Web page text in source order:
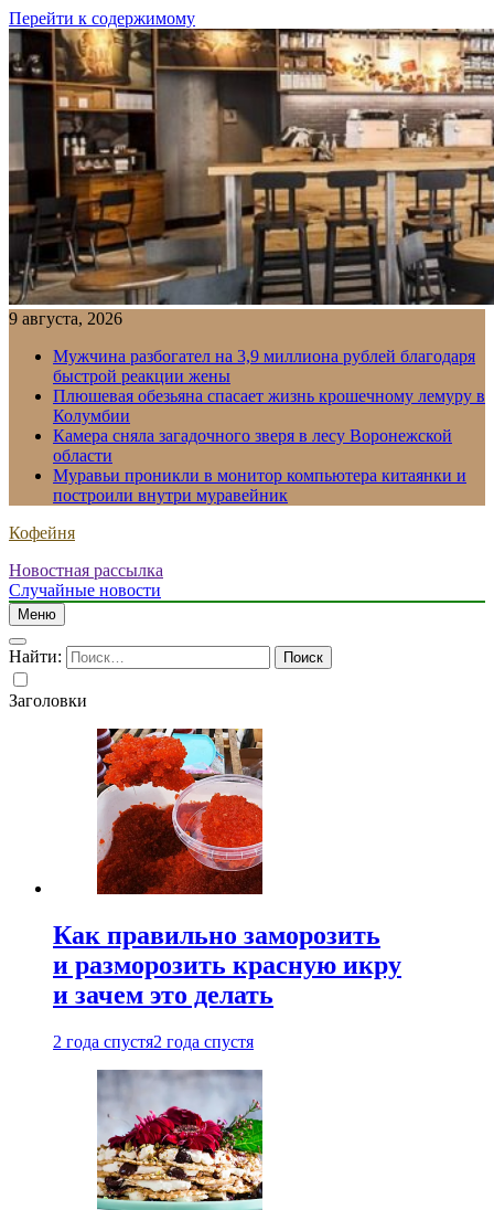
Перейти к содержимому
9 августа, 2026
Мужчина разбогател на 3,9 миллиона рублей благодаря
быстрой реакции жены
Плюшевая обезьяна спасает жизнь крошечному лемуру в
Колумбии
Камера сняла загадочного зверя в лесу Воронежской
области
Муравьи проникли в монитор компьютера китаянки и
построили внутри муравейник
Кофейня
Новостная рассылка
Случайные новости
Меню
Найти:
Заголовки
Как правильно заморозить
и разморозить красную икру
и зачем это делать
2 года спустя2 года спустя